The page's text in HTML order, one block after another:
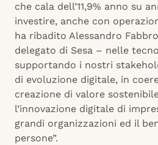
che cala dell’11,9% anno su
investire, anche con
ha ribadito Alessandro
delegato di Sesa – nelle
supportando i nostri
di evoluzione digitale, in
creazione di valore
l’innovazione digitale di
grandi organizzazioni ed il
persone”.